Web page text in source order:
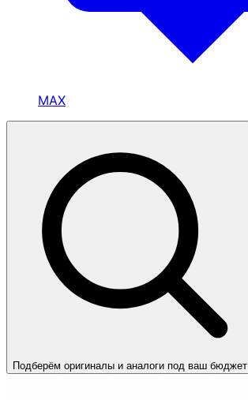
MAX
Подберём оригиналы и аналоги под ваш бюджет